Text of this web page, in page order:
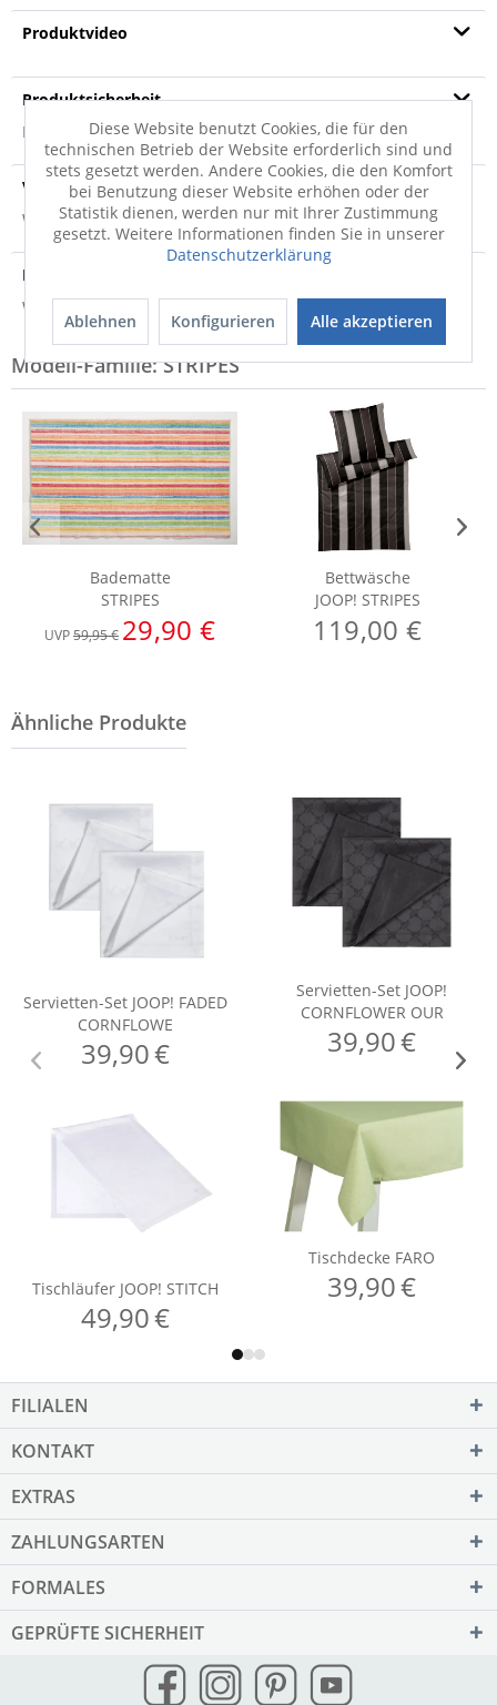
Produktvideo
Produktsicherheit
Produktsicherheit
Versandinfo
Weitere Informationen zum Versand...
Hersteller
Weitere Informationen zum Hersteller...
Modell-Familie: STRIPES
Badematte
STRIPES
UVP59,95 € 29,90 €
Bettwäsche
JOOP! STRIPES
119,00 €
FILIALEN
KONTAKT
EXTRAS
ZAHLUNGSARTEN
FORMALES
GEPRÜFTE SICHERHEIT
Diese Website benutzt Cookies, die für den
technischen Betrieb der Website erforderlich sind und
stets gesetzt werden. Andere Cookies, die den Komfort
bei Benutzung dieser Website erhöhen oder der
Statistik dienen, werden nur mit Ihrer Zustimmung
gesetzt. Weitere Informationen finden Sie in unserer
Datenschutzerklärung
Ablehnen Konfigurieren Alle akzeptieren